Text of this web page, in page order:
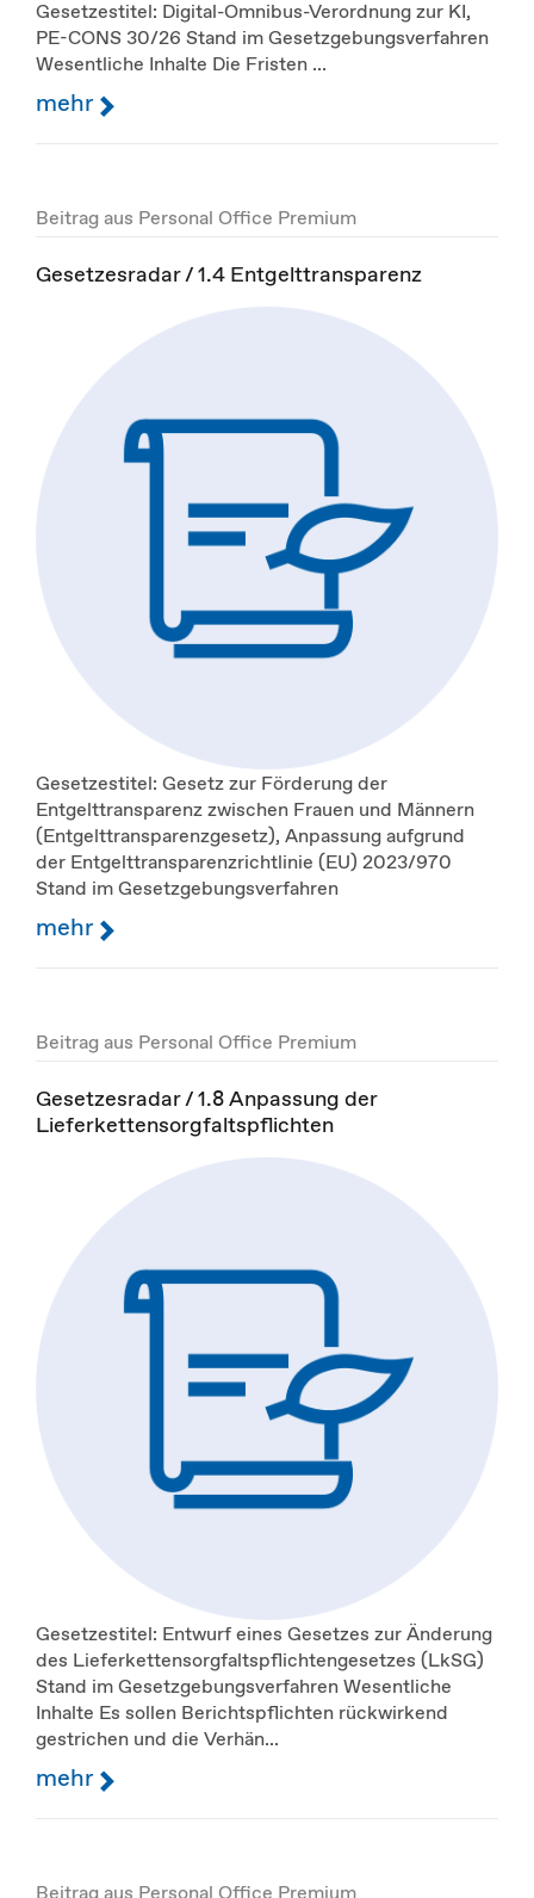
Gesetzestitel: Digital-Omnibus-Verordnung zur KI,
PE-CONS 30/26 Stand im Gesetzgebungsverfahren
Wesentliche Inhalte Die Fristen ...
mehr
Beitrag aus Personal Office Premium
Gesetzesradar / 1.4 Entgelttransparenz
Gesetzestitel: Gesetz zur Förderung der
Entgelttransparenz zwischen Frauen und Männern
(Entgelttransparenzgesetz), Anpassung aufgrund
der Entgelttransparenzrichtlinie (EU) 2023/970
Stand im Gesetzgebungsverfahren
mehr
Beitrag aus Personal Office Premium
Gesetzesradar / 1.8 Anpassung der
Lieferkettensorgfaltspflichten
Gesetzestitel: Entwurf eines Gesetzes zur Änderung
des Lieferkettensorgfaltspflichtengesetzes (LkSG)
Stand im Gesetzgebungsverfahren Wesentliche
Inhalte Es sollen Berichtspflichten rückwirkend
gestrichen und die Verhän...
mehr
Beitrag aus Personal Office Premium